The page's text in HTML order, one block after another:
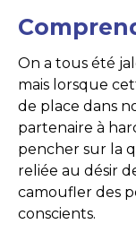
On a tous été
mais lorsque
de place dans
partenaire à
pencher sur la
reliée au désir
camoufler des
conscients.